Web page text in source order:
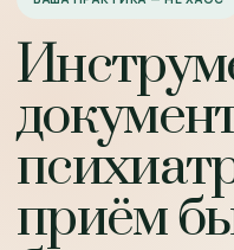
приём